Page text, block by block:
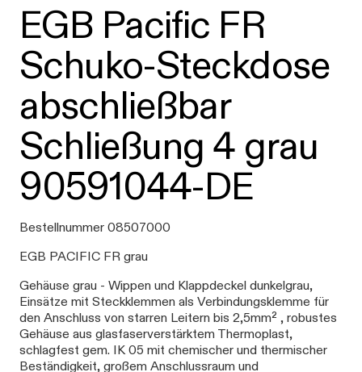
EGB Pacific FR
Schuko-Steckdose
abschließbar
Schließung 4 grau
90591044-DE
Bestellnummer 08507000
EGB PACIFIC FR grau
Gehäuse grau - Wippen und Klappdeckel dunkelgrau,
Einsätze mit Steckklemmen als Verbindungsklemme für
den Anschluss von starren Leitern bis 2,5mm² , robustes
Gehäuse aus glasfaserverstärktem Thermoplast,
schlagfest gem. IK 05 mit chemischer und thermischer
Beständigkeit, großem Anschlussraum und